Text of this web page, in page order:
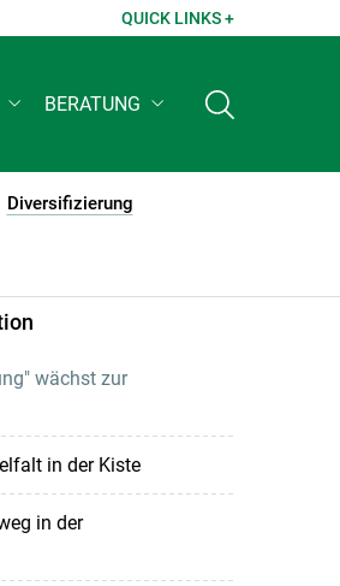
QUICK LINKS +
BERATUNG
Diversifizierung
(current)1
wächst zur
in der Kiste
in der